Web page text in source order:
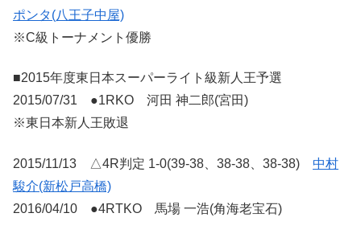
ポンタ(八王子中屋)
※C級トーナメント優勝
■2015年度東日本スーパーライト級新人王予選
2015/07/31 ●1RKO 河田 神二郎(宮田)
※東日本新人王敗退
2015/11/13 △4R判定 1-0(39-38、38-38、38-38) 中村
駿介(新松戸高橋)
2016/04/10 ●4RTKO 馬場 一浩(角海老宝石)